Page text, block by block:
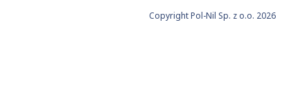
Copyright Pol-Nil Sp. z o.o. 2026